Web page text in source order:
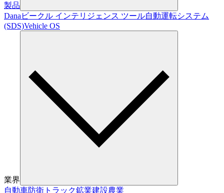
製品
Dana ビークル インテリジェンス ツール自動運転システム
(SDS)Vehicle OS
業界
自動車防衛 トラック鉱業建設農業